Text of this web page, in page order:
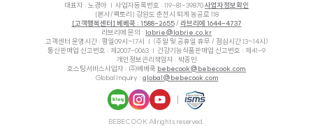
대표자 : 노경아 사업자등록번호 : 119-81-39870사업자정보확인
[본사/팩토리] 강원도 춘천시 퇴계 농공로 118
[고객행복센터] 베베쿡 : 1588-2655/ 라브리에 1644-4737
라브리에 문의 : labrie@labrie.co.kr
고객센터 운영시간 : 평일09시~17시
(주말 및 공휴일 휴무 / 점심시간 13~14시)
통신판매업 신고번호 : 제2007-0063
건강기능식품판매업 신고번호 : 제41-9
개인정보관리책임자 : 박종민
호스팅서비스사업자 : ㈜베베쿡 bebecook@bebecook.com
Global Inquiry : global@bebecook.com
버블 타그 브
BEBECOOK All rights reserved.